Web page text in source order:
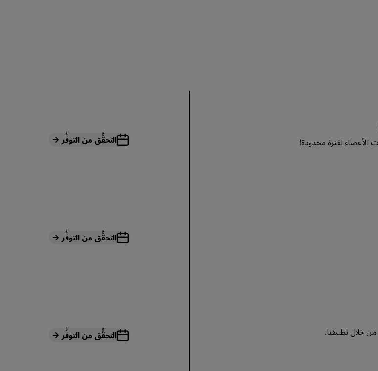
التحقُّق من التوفُّر
التحقُّق من التوفُّر
التحقُّق من التوفُّر